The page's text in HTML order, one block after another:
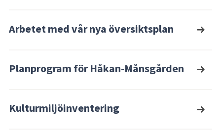
Arbetet med vår nya översiktsplan
Planprogram för Håkan-Månsgården
Kulturmiljöinventering